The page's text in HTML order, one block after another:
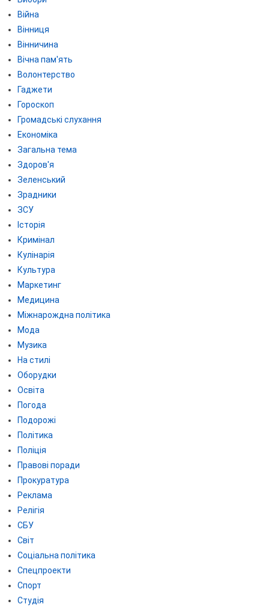
Війна
Вінниця
Вінничина
Вічна пам'ять
Волонтерство
Гаджети
Гороскоп
Громадські слухання
Економіка
Загальна тема
Здоров'я
Зеленський
Зрадники
ЗСУ
Історія
Кримінал
Кулінарія
Культура
Маркетинг
Медицина
Міжнарождна політика
Мода
Музика
На стилі
Оборудки
Освіта
Погода
Подорожі
Політика
Поліція
Правові поради
Прокуратура
Реклама
Релігія
СБУ
Світ
Соціальна політика
Спецпроекти
Спорт
Студія